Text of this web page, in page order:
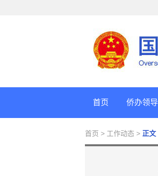
首页 侨办领导
首页 > 工作动态 > 正文